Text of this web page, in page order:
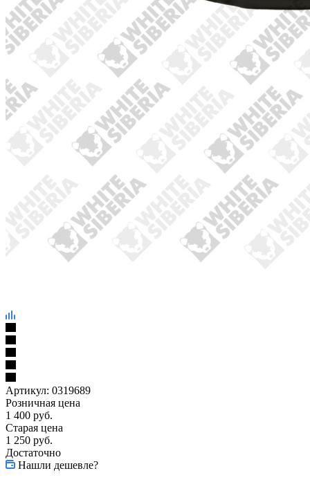
Артикул: 0319689
Розничная цена
1 400 руб.
Старая цена
1 250 руб.
Достаточно
Нашли дешевле?